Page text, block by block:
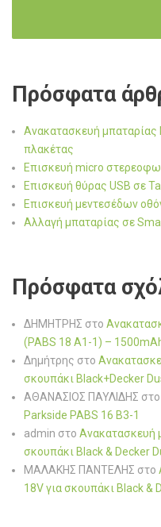
Πρόσφατα
Ανακατασκευή μπαταρίας
πλακέτας
Επισκευή micro
Επισκευή θύρας USB σε
Επισκευή μεντεσέδων
Αλλαγή μπαταρίας σε
Πρόσφατα
ΔΗΜΗΤΡΗΣ στο
(PABS 18 A1-1) –
Δημήτρης στο
σκουπάκι Black+Decker
ΑΘΑΝΑΣΙΟΣ ΠΑΥΛΙΔΗΣ στο
Parkside PABS 16 B3-1
admin στο Ανακατασκευή
σκουπάκι Black & Decker
ΜΑΛΑΚΗΣ ΠΑΝΤΕΛΗΣ στο
18V για σκουπάκι Black